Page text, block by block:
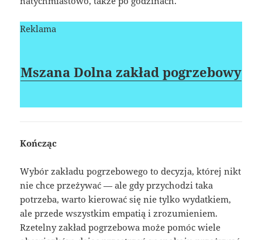
Reklama
Mszana Dolna zakład pogrzebowy
Kończąc
Wybór zakładu pogrzebowego to decyzja, której nikt
nie chce przeżywać — ale gdy przychodzi taka
potrzeba, warto kierować się nie tylko wydatkiem,
ale przede wszystkim empatią i zrozumieniem.
Rzetelny zakład pogrzebowa może pomóc wiele